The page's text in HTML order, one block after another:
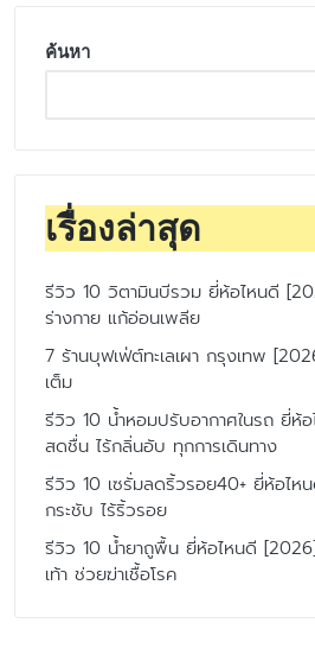
ค้นหา
เรื่องล่าสุด
รีวิว 10 วิตามินบีรวม ยี่ห้อไหนดี
ร่างกาย แก้อ่อนเพลีย
7 ร้านบุฟเฟ่ต์ทะเลเผา กรุงเทพ
เต็ม
รีวิว 10 น้ำหอมปรับอากาศในรถ ยี่ห้
สดชื่น ไร้กลิ่นอับ ทุกการเดินทาง
รีวิว 10 เซรั่มลดริ้วรอย40+ ยี่ห้อไ
กระชับ ไร้ริ้วรอย
รีวิว 10 น้ำยาถูพื้น ยี่ห้อไหนดี
เท้า ช่วยฆ่าเชื้อโรค